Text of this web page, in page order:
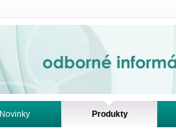
Odborné informácie. Online.
Novinky Produkty